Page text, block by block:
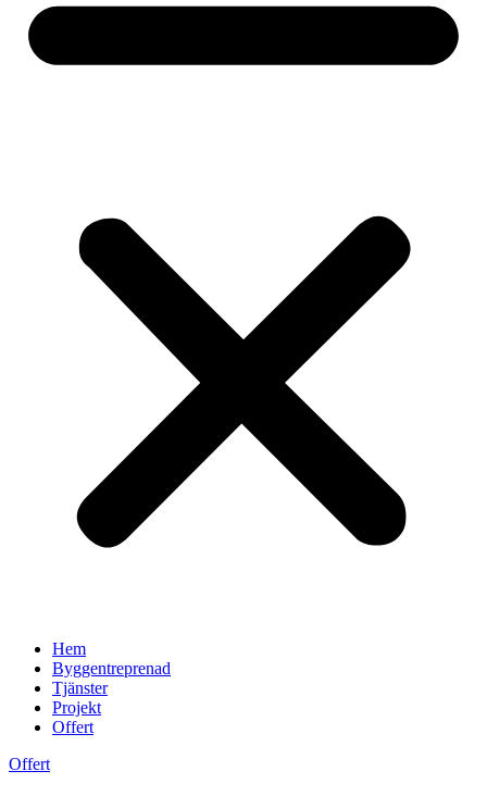
Hem
Byggentreprenad
Tjänster
Projekt
Offert
Offert